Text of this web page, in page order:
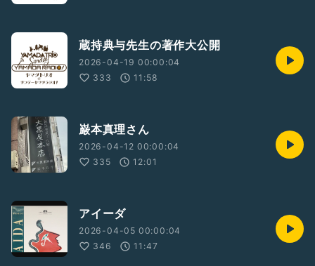
蔵持典与先生の著作大公開
2026-04-19 00:00:04
333
11:58
巌本真理さん
2026-04-12 00:00:04
335
12:01
アイーダ
2026-04-05 00:00:04
346
11:47